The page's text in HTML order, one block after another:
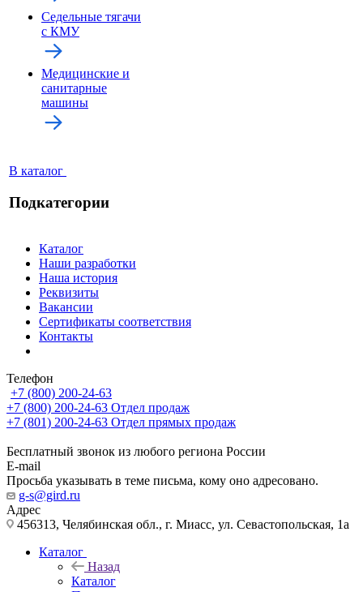
Седельные тягачи
с КМУ
Медицинские и
санитарные
машины
В каталог
Подкатегории
Каталог
Наши разработки
Наша история
Реквизиты
Вакансии
Сертификаты соответствия
Контакты
Телефон
+7 (800) 200-24-63
+7 (800) 200-24-63 Отдел продаж
+7 (801) 200-24-63 Отдел прямых продаж
Бесплатный звонок из любого региона России
E-mail
Просьба указывать в теме письма, кому оно адресовано.
g-s@gird.ru
Адрес
456313, Челябинская обл., г. Миасс, ул. Севастопольская, 1а
Каталог
Назад
Каталог